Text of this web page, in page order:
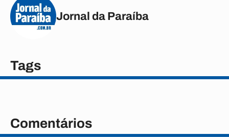
Jornal da Paraíba
Tags
Comentários